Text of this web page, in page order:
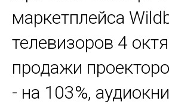
маркетплейса
телевизоров 4
продажи
- на 103%,